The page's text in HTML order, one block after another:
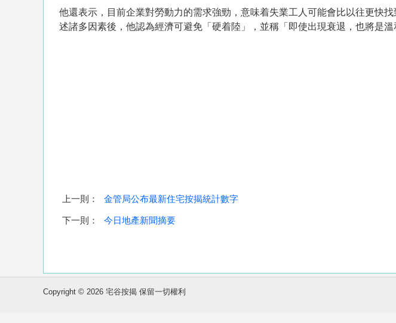
他還表示，目前企業對勞動力的需求強勁，意味着失業工人可能會比以往更快
述諸多因素後，他認為經濟可避免「硬着陸」，並稱「即使出現衰退，也將是溫
上一則： 金管局公布最新住宅按揭統計數字
下一則： 今日地產新聞摘要
Copyright © 2026 宅谷按揭 保留一切權利